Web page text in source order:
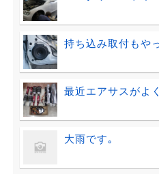
持ち込み取付もや
最近エアサスがよ
大雨です｡